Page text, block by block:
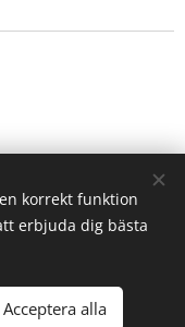
korrekt funktion
erbjuda dig bästa
Acceptera alla